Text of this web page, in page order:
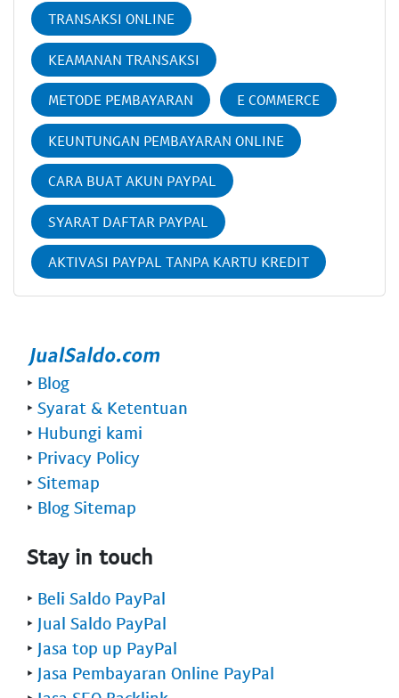
TRANSAKSI ONLINE
KEAMANAN TRANSAKSI
METODE PEMBAYARAN E COMMERCE
KEUNTUNGAN PEMBAYARAN ONLINE
CARA BUAT AKUN PAYPAL
SYARAT DAFTAR PAYPAL
AKTIVASI PAYPAL TANPA KARTU KREDIT
‣ Blog
‣ Syarat & Ketentuan
‣ Hubungi kami
‣ Privacy Policy
‣ Sitemap
‣ Blog Sitemap
Stay in touch
‣ Beli Saldo PayPal
‣ Jual Saldo PayPal
‣ Jasa top up PayPal
‣ Jasa Pembayaran Online PayPal